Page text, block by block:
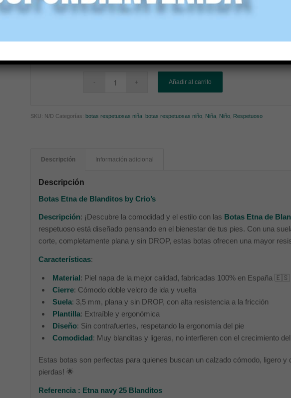
Añadir al carrito
SKU: N/D Categorías: botas respetuosas niña, botas respetuosas niño, Niña, Niño, Respetuoso
Descripción Información adicional
Descripción
Botas Etna de Blanditos by Crio’s
Descripción: ¡Descubre la comodidad y el estilo con las Botas Etna de
respetuoso está diseñado pensando en el bienestar de tus pies. Con una
corte, completamente plana y sin DROP, estas botas ofrecen una mayor
Características:
Material: Piel napa de la mejor calidad, fabricadas 100% en España 🇪🇸
Cierre: Cómodo doble velcro de ida y vuelta
Suela: 3,5 mm, plana y sin DROP, con alta resistencia a la fricción
Plantilla: Extraíble y ergonómica
Diseño: Sin contrafuertes, respetando la ergonomía del pie
Comodidad: Muy blanditas y ligeras, no interfieren con el crecimiento
Estas botas son perfectas para quienes buscan un calzado cómodo, ligero y
pierdas! 🌟
Referencia : Etna navy 25 Blanditos